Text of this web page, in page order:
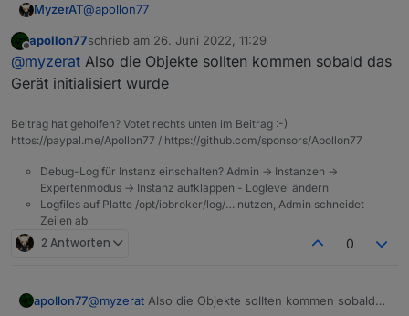
MyzerAT@apollon77
das Problem, war das in den Objekten beim besagten
Gerät nur zwei Zeilen sichtbar waren, nicht wie jetzt :
ist auch immer anders! einmal erkannte er das Gerät
und beim nächsten mal wieder nicht! Momentan,
auch wenn ich mehrmals die Instanz starte,
funktioniert es ohne Probleme
apollon77schrieb am 26. Juni 2022, 11:29
zuletzt editiert von
@myzerat Also die Objekte sollten kommen sobald das
Gerät initialisiert wurde
Beitrag hat geholfen? Votet rechts unten im Beitrag :-)
https://paypal.me/Apollon77 / https://github.com/sponsors/Apollon77
Debug-Log für Instanz einschalten? Admin -> Instanzen ->
Expertenmodus -> Instanz aufklappen - Loglevel ändern
Logfiles auf Platte /opt/iobroker/log/… nutzen, Admin schneidet
Zeilen ab
2 Antworten 0
apollon77@myzerat